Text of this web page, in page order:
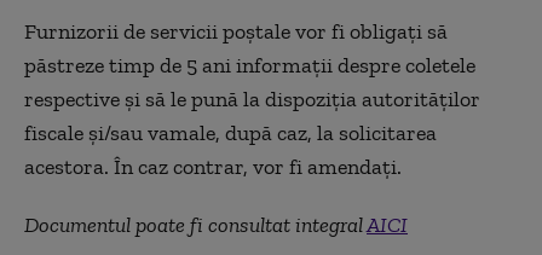
Furnizorii de servicii poștale vor fi obligați să
păstreze timp de 5 ani informații despre coletele
respective și să le pună la dispoziția autorităților
fiscale și/sau vamale, după caz, la solicitarea
acestora. În caz contrar, vor fi amendați.
Documentul poate fi consultat integralAICI